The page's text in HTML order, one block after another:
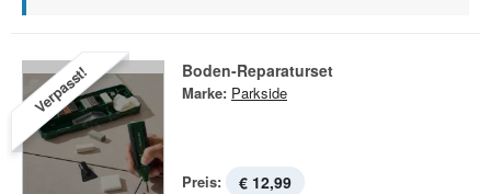
Verpasst! Boden-Reparaturset
Marke: Parkside
Preis: € 12,99